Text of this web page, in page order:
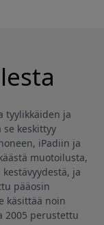
tyylikkäiden ja
keskittyy
iPadiin ja
muotoilusta,
ja
pääosin
käsittää noin
2005 perustettu